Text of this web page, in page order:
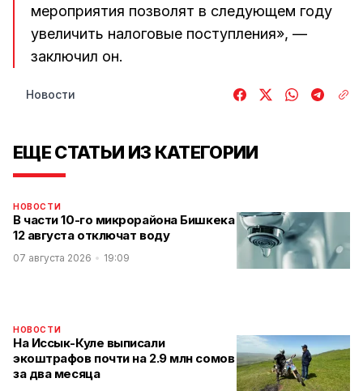
мероприятия позволят в следующем году
увеличить налоговые поступления», —
заключил он.
Новости
ЕЩЕ СТАТЬИ ИЗ КАТЕГОРИИ
НОВОСТИ
В части 10-го микрорайона Бишкека
12 августа отключат воду
07 августа 2026 19:09
НОВОСТИ
На Иссык-Куле выписали
экоштрафов почти на 2.9 млн сомов
за два месяца